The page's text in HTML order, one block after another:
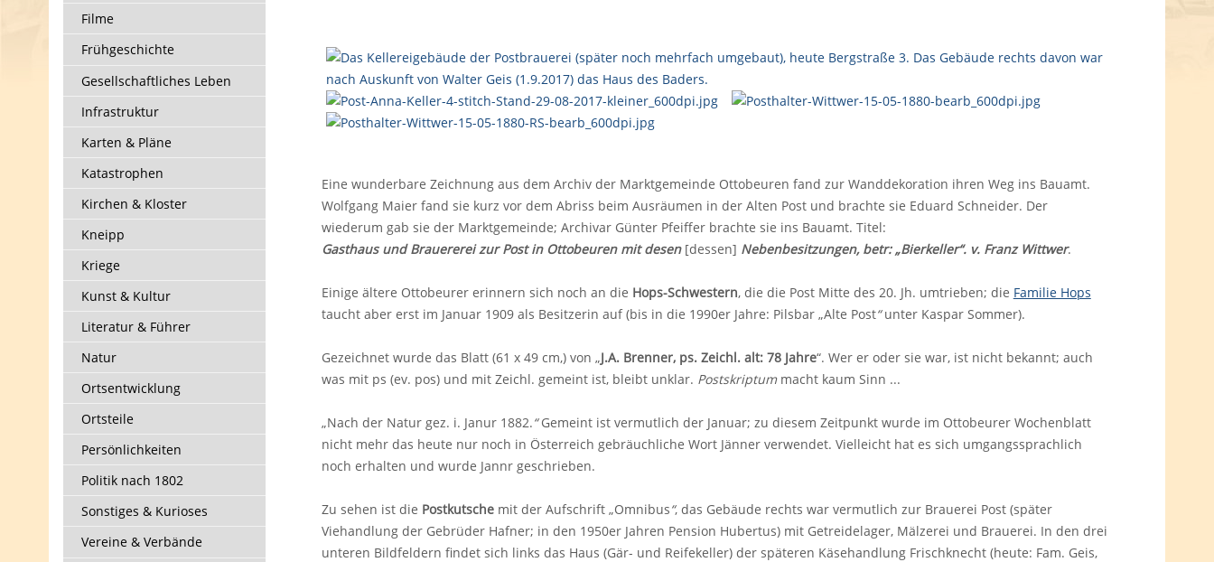
Filme
Frühgeschichte
Gesellschaftliches Leben
Infrastruktur
Karten & Pläne
Katastrophen
Kirchen & Kloster
Kneipp
Kriege
Kunst & Kultur
Literatur & Führer
Natur
Ortsentwicklung
Ortsteile
Persönlichkeiten
Politik nach 1802
Sonstiges & Kurioses
Vereine & Verbände
Eine wunderbare Zeichnung aus dem Archiv der Marktgemeinde Ottobeuren fand zur Wanddekoration ihren Weg ins Bauamt.
Wolfgang Maier fand sie kurz vor dem Abriss beim Ausräumen in der Alten Post und brachte sie Eduard Schneider. Der
wiederum gab sie der Marktgemeinde; Archivar Günter Pfeiffer brachte sie ins Bauamt. Titel:
Gasthaus und Brauererei zur Post in Ottobeuren mit desen[dessen] Nebenbesitzungen, betr: „Bierkeller“. v. Franz Wittwer.
Einige ältere Ottobeurer erinnern sich noch an die Hops-Schwestern, die die Post Mitte des 20. Jh. umtrieben; die Familie Hops
taucht aber erst im Januar 1909 als Besitzerin auf (bis in die 1990er Jahre: Pilsbar „Alte Post“unter Kaspar Sommer).
Gezeichnet wurde das Blatt (61 x 49 cm,) von „J.A. Brenner, ps. Zeichl. alt: 78 Jahre“. Wer er oder sie war, ist nicht bekannt; auch
was mit ps (ev. pos) und mit Zeichl. gemeint ist, bleibt unklar. Postskriptummacht kaum Sinn ...
„Nach der Natur gez. i. Janur 1882.“Gemeint ist vermutlich der Januar; zu diesem Zeitpunkt wurde im Ottobeurer Wochenblatt
nicht mehr das heute nur noch in Österreich gebräuchliche Wort Jänner verwendet. Vielleicht hat es sich umgangssprachlich
noch erhalten und wurde Jannr geschrieben.
Zu sehen ist die Postkutschemit der Aufschrift „Omnibus“, das Gebäude rechts war vermutlich zur Brauerei Post (später
Viehandlung der Gebrüder Hafner; in den 1950er Jahren Pension Hubertus) mit Getreidelager, Mälzerei und Brauerei. In den drei
unteren Bildfeldern findet sich links das Haus (Gär- und Reifekeller) der späteren Käsehandlung Frischknecht (heute: Fam. Geis,